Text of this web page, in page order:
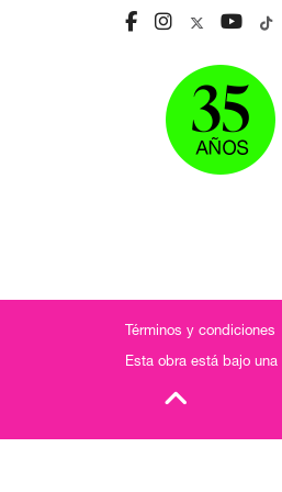
Términos y condiciones
Esta obra está bajo una